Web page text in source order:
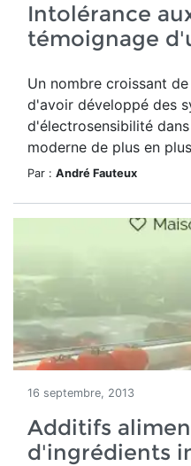
Intolérance
témoignage
Un nombre croissant
d'avoir développé des
d'électrosensibilité
moderne de plus en
Par : André Fauteux
16 septembre, 2013
Additifs
d'ingrédients